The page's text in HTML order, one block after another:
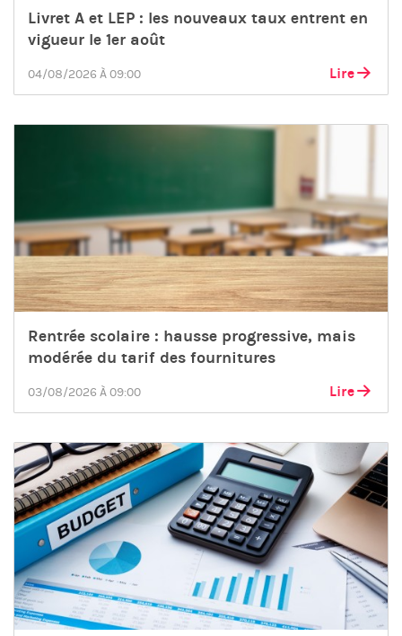
Livret A et LEP : les nouveaux taux entrent en
vigueur le 1er août
04/08/2026 À 09:00 Lire
Rentrée scolaire : hausse progressive, mais
modérée du tarif des fournitures
03/08/2026 À 09:00 Lire